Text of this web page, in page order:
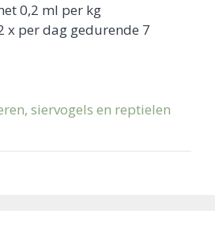
0,2 ml per kg
x per dag gedurende 7
siervogels en reptielen